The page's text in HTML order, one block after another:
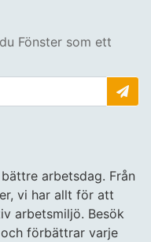
Fönster som ett
arbetsdag. Från
vi har allt för att
arbetsmiljö. Besök
förbättrar varje